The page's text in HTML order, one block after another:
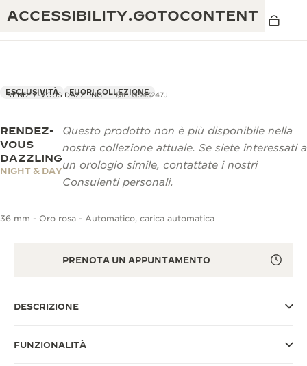
ACCESSIBILITY.GOTOCONTENT
GARANZIA JAEGER-LECOULTRE
GARANZIA DEI SEGNATEMPO
THE GOLDEN RATIO MUSICAL SHOW
IL REVERSO 1931 CAFÉ
MOSTRA “THE PERPETUAL
ECCELLENZA: OLTRE 190 ANNI DI TRADIZIONE
CREATIVITÀ: OLTRE 430 BREVETTI
MAESTRIA: 108 MESTIERI
RENDEZ-VOUS DAZZLING RIF. Q343247J
ESCLUSIVITÀ FUORI COLLEZIONE
RENDEZ-
VOUS
DAZZLING
NIGHT & DAY
Questo prodotto non è più disponibile nella
nostra collezione attuale. Se siete interessati a
un orologio simile, contattate i nostri
Consulenti personali.
36 mm - Oro rosa - Automatico, carica automatica
PRENOTA UN APPUNTAMENTO
DESCRIZIONE
FUNZIONALITÀ